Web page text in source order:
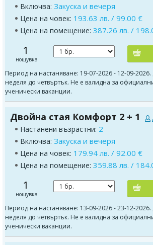
Включва: Закуска и вечеря
Цена на човек: 193.63 лв. / 99.00 €
Цена на помещение: 387.26 лв. /
1
нощувка
Период на настаняване: 19-07-2026 - 12-09-2026.
неделя до четвъртък. Не е валидна за
ученически ваканции.
Двойна стая Комфорт 2 + 1
Настанени възрастни: 2
Включва: Закуска и вечеря
Цена на човек: 179.94 лв. / 92.00 €
Цена на помещение: 359.88 лв. /
1
нощувка
Период на настаняване: 13-09-2026 - 23-12-2026.
неделя до четвъртък. Не е валидна за
ученически ваканции.